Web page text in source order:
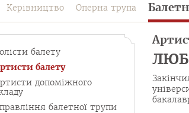
Керівництво Оперна трупа
балету
балету
допоміжного
балетної трупи